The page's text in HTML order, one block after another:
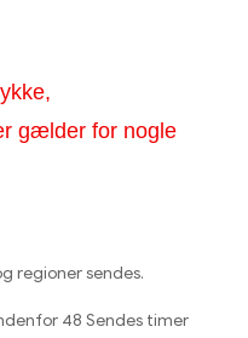
gælder for nogle
regioner sendes.
48 Sendes timer